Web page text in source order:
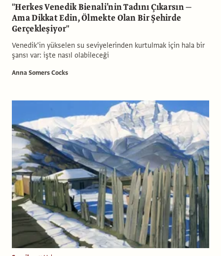
"Herkes Venedik Bienali’nin Tadını Çıkarsın —
Ama Dikkat Edin, Ölmekte Olan Bir Şehirde
Gerçekleşiyor"
Venedik’in yükselen su seviyelerinden kurtulmak için hala bir
şansı var: işte nasıl olabileceği
Anna Somers Cocks